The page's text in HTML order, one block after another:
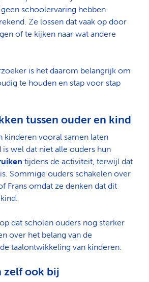
schoolervaring hebben
Ze lossen dat vaak op door
of te kijken naar wat andere
is het daarom belangrijk om
te houden en stap voor stap
tussen ouder en kind
kinderen vooral samen laten
is wel dat niet alle ouders hun
tijdens de activiteit, terwijl dat
Sommige ouders schakelen over
Frans omdat ze denken dat dit
dat scholen ouders nog sterker
over het belang van de
taalontwikkeling van kinderen.
zelf ook bij